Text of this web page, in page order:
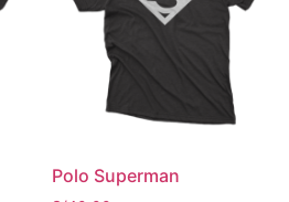
Polo Superman